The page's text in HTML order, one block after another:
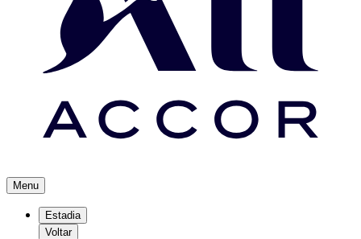
Menu
Estadia
Voltar